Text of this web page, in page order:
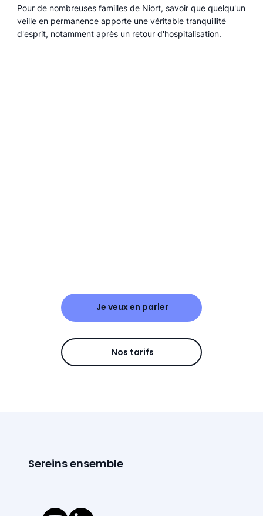
Je veux en parler
Nos tarifs
Pour de nombreuses familles de Niort, savoir que quelqu'un
veille en permanence apporte une véritable tranquillité
d'esprit, notamment après un retour d'hospitalisation.
Sereins ensemble